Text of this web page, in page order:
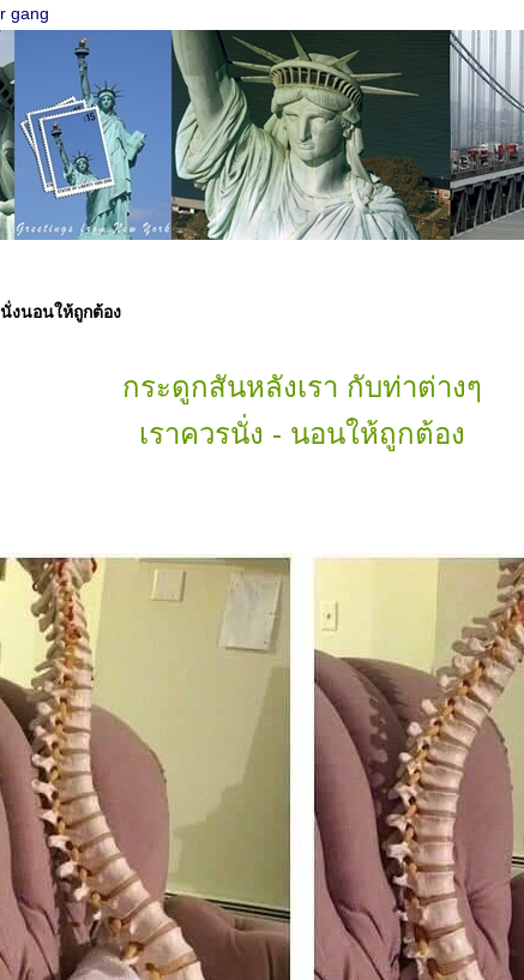
gang
งนอนให้ถูกต้อง
กระดูกสันหลังเรา กับท่าต่างๆ
เราควรนั่ง - นอนให้ถูกต้อง